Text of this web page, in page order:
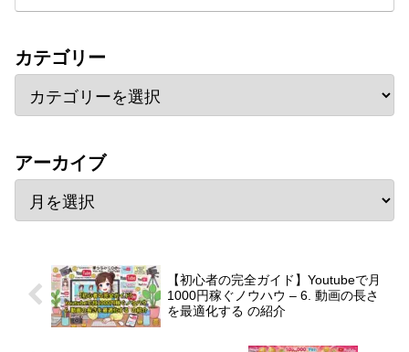
カテゴリー
アーカイブ
【初心者の完全ガイド】Youtubeで月
1000円稼ぐノウハウ – 6. 動画の長さ
を最適化する の紹介